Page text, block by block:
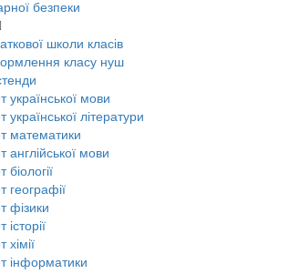
безпеки
школи класів
класу нуш
української мови
української літератури
математики
англійської мови
географії
фізики
інформатики